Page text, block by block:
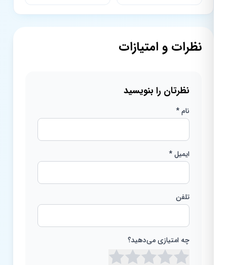
نظرات و امتیازات
نظرتان را بنویسید
ایمیل *
تلفن
چه امتیازی می‌دهید؟